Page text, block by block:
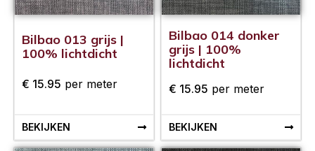
Bilbao 013 grijs |
100% lichtdicht
€ 15.95 per meter
BEKIJKEN
Bilbao 014 donker
grijs | 100%
lichtdicht
€ 15.95 per meter
BEKIJKEN